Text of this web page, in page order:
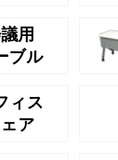
用
ブル
ィス
ア